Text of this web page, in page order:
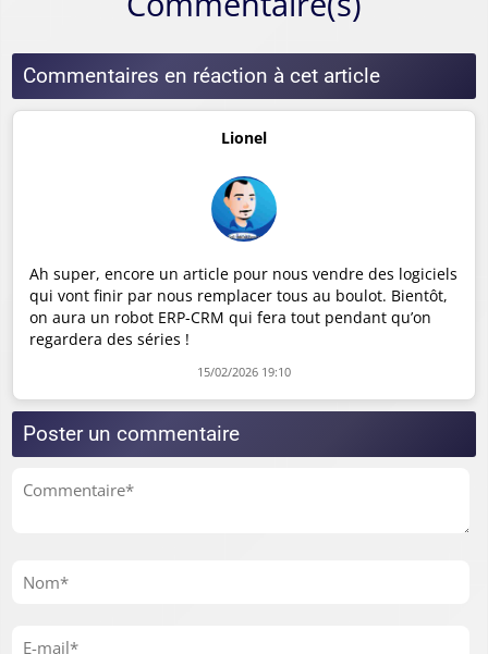
Commentaires en réaction à cet article
Lionel
Ah super, encore un article pour nous vendre des logiciels
qui vont finir par nous remplacer tous au boulot. Bientôt,
on aura un robot ERP-CRM qui fera tout pendant qu’on
regardera des séries !
15/02/2026 19:10
Poster un commentaire